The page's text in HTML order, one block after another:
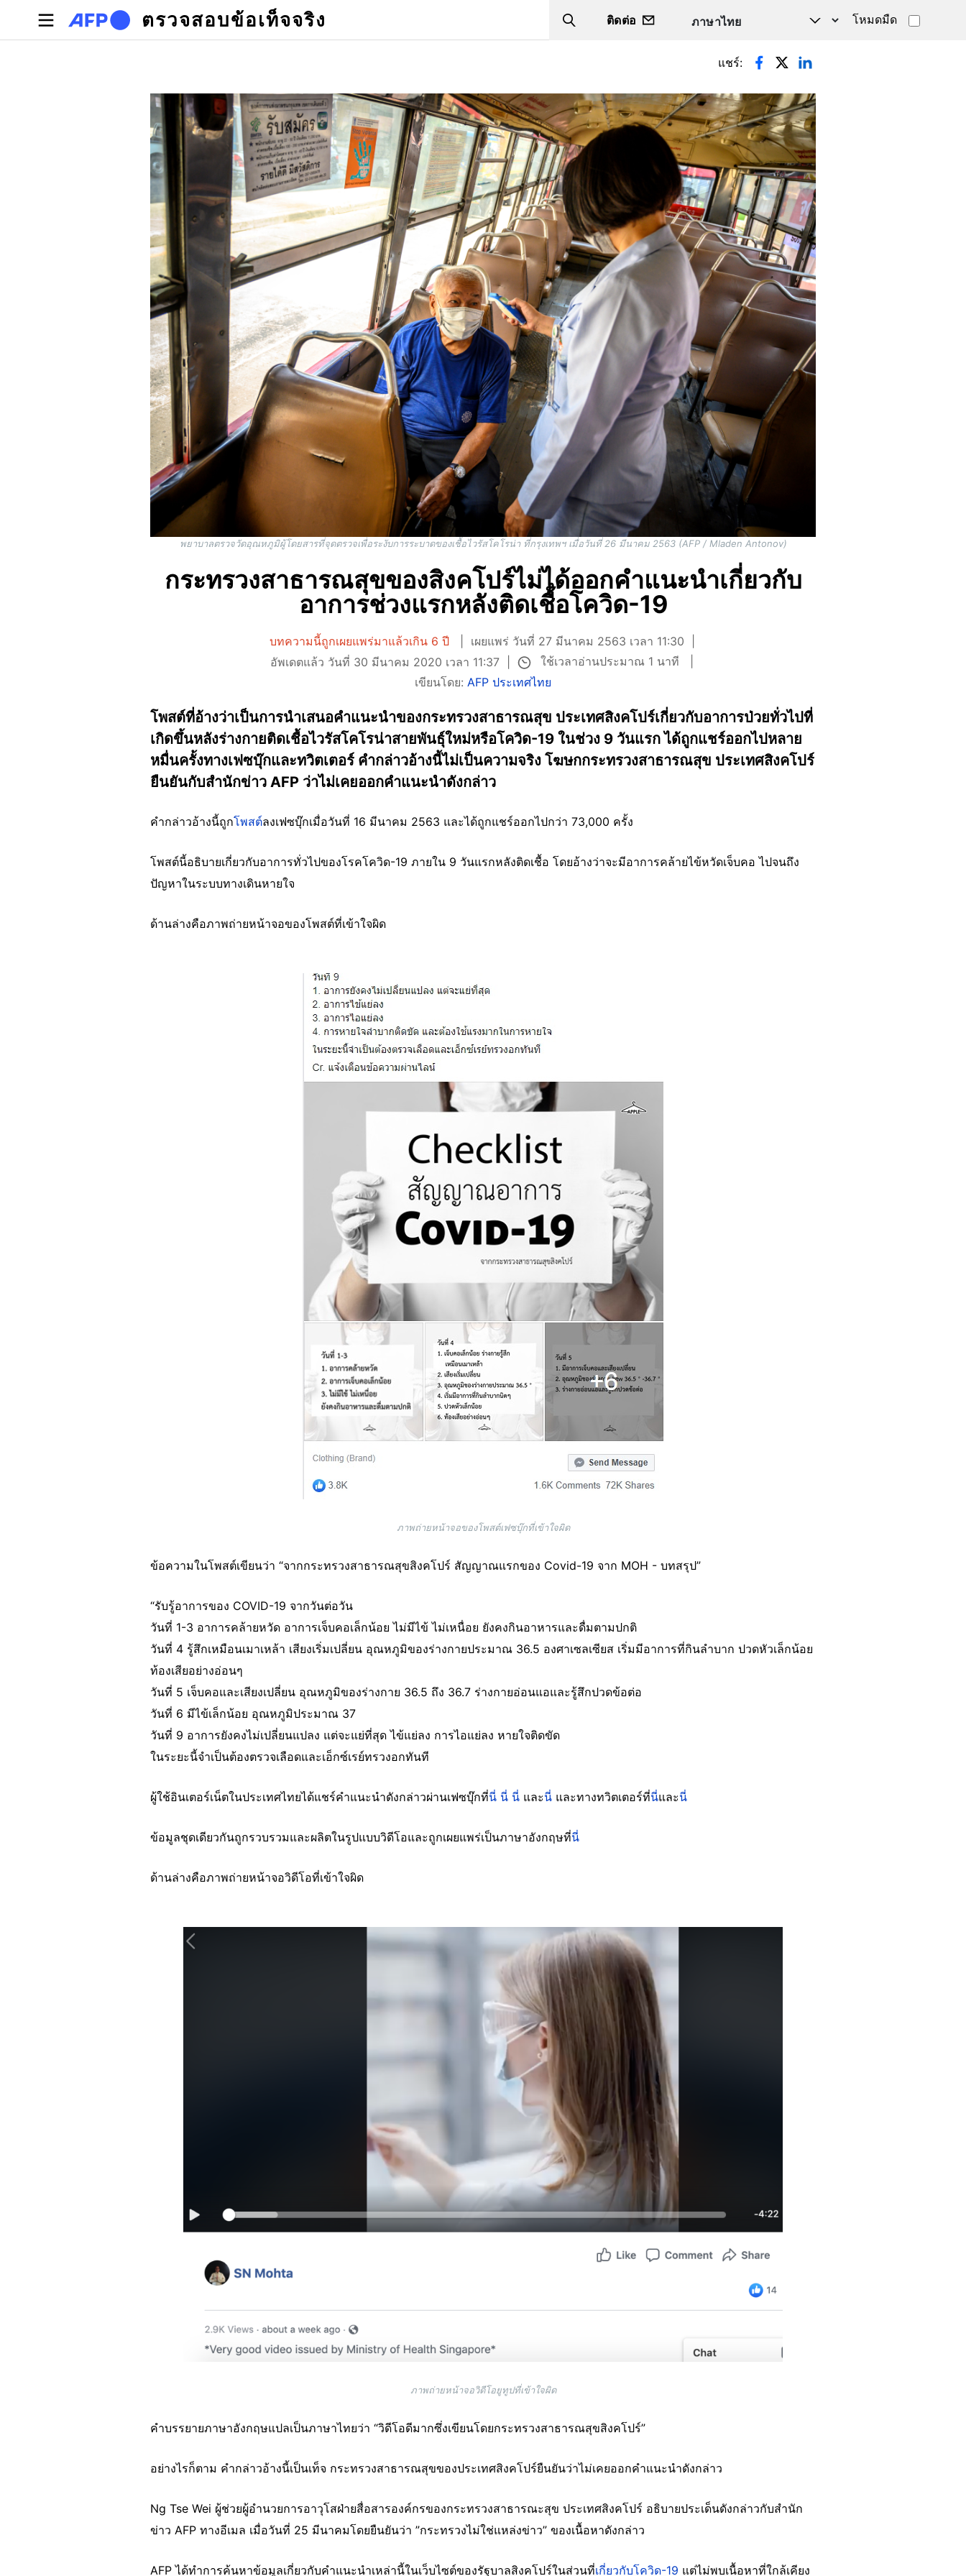
Skip to main content
ตรวจสอบข้อเท็จจริง Search
ติดต่อ โหมดมืด
Primary tabs แชร์:
พยาบาลตรวจวัดอุณหภูมิผู้โดยสารที่จุดตรวจเพื่อระงับการระบาดของเชื้อไวรัสโคโรน่า ที่กรุงเทพฯ เมื่อวันที่ 26 มีนาคม 2563 (AFP / Mladen Antonov)
กระทรวงสาธารณสุขของสิงคโปร์ไม่ได้ออกคำแนะนำเกี่ยวกับ
อาการช่วงแรกหลังติดเชื้อโควิด-19
บทความนี้ถูกเผยแพร่มาแล้วเกิน 6 ปี
เผยแพร่ วันที่ 27 มีนาคม 2563 เวลา 11:30
อัพเดตแล้ว วันที่ 30 มีนาคม 2020 เวลา 11:37
ใช้เวลาอ่านประมาณ 1 นาที
เขียนโดย: AFP ประเทศไทย
โพสต์ที่อ้างว่าเป็นการนำเสนอคำแนะนำของกระทรวงสาธารณสุข ประเทศสิงคโปร์เกี่ยวกับอาการป่วยทั่วไปที่
เกิดขึ้นหลังร่างกายติดเชื้อไวรัสโคโรน่าสายพันธุ์ใหม่หรือโควิด-19 ในช่วง 9 วันแรก ได้ถูกแชร์ออกไปหลาย
หมื่นครั้งทางเฟซบุ๊กและทวิตเตอร์ คำกล่าวอ้างนี้ไม่เป็นความจริง โฆษกกระทรวงสาธารณสุข ประเทศสิงคโปร์
ยืนยันกับสำนักข่าว AFP ว่าไม่เคยออกคำแนะนำดังกล่าว
คำกล่าวอ้างนี้ถูกโพสต์ลงเฟซบุ๊กเมื่อวันที่ 16 มีนาคม 2563 และได้ถูกแชร์ออกไปกว่า 73,000 ครั้ง
โพสต์นี้อธิบายเกี่ยวกับอาการทั่วไปของโรคโควิด-19 ภายใน 9 วันแรกหลังติดเชื้อ โดยอ้างว่าจะมีอาการคล้ายไข้หวัดเจ็บคอ ไปจนถึง
ปัญหาในระบบทางเดินหายใจ
ด้านล่างคือภาพถ่ายหน้าจอของโพสต์ที่เข้าใจผิด
ภาพถ่ายหน้าจอของโพสต์เฟซบุ๊กที่เข้าใจผิด
ข้อความในโพสต์เขียนว่า “จากกระทรวงสาธารณสุขสิงคโปร์ สัญญาณแรกของ Covid-19 จาก MOH - บทสรุป”
“รับรู้อาการของ COVID-19 จากวันต่อวัน
วันที่ 1-3 อาการคล้ายหวัด อาการเจ็บคอเล็กน้อย ไม่มีไข้ ไม่เหนื่อย ยังคงกินอาหารและดื่มตามปกติ
วันที่ 4 รู้สึกเหมือนเมาเหล้า เสียงเริ่มเปลี่ยน อุณหภูมิของร่างกายประมาณ 36.5 องศาเซลเซียส เริ่มมีอาการที่กินลำบาก ปวดหัวเล็กน้อย
ท้องเสียอย่างอ่อนๆ
วันที่ 5 เจ็บคอและเสียงเปลี่ยน อุณหภูมิของร่างกาย 36.5 ถึง 36.7 ร่างกายอ่อนแอและรู้สึกปวดข้อต่อ
วันที่ 6 มีไข้เล็กน้อย อุณหภูมิประมาณ 37
วันที่ 9 อาการยังคงไม่เปลี่ยนแปลง แต่จะแย่ที่สุด ไข้แย่ลง การไอแย่ลง หายใจติดขัด
ในระยะนี้จำเป็นต้องตรวจเลือดและเอ็กซ์เรย์ทรวงอกทันที
ผู้ใช้อินเตอร์เน็ตในประเทศไทยได้แชร์คำแนะนำดังกล่าวผ่านเฟซบุ๊กที่นี่ นี่ นี่ และนี่ และทางทวิตเตอร์ที่นี่และนี่
ข้อมูลชุดเดียวกันถูกรวบรวมและผลิตในรูปแบบวิดีโอและถูกเผยแพร่เป็นภาษาอังกฤษที่นี่
ด้านล่างคือภาพถ่ายหน้าจอวิดีโอที่เข้าใจผิด
ภาพถ่ายหน้าจอวิดีโอยูทูปที่เข้าใจผิด
คำบรรยายภาษาอังกฤษแปลเป็นภาษาไทยว่า “วิดีโอดีมากซึ่งเขียนโดยกระทรวงสาธารณสุขสิงคโปร์”
อย่างไรก็ตาม คำกล่าวอ้างนี้เป็นเท็จ กระทรวงสาธารณสุขของประเทศสิงคโปร์ยืนยันว่าไม่เคยออกคำแนะนำดังกล่าว
Ng Tse Wei ผู้ช่วยผู้อำนวยการอาวุโสฝ่ายสื่อสารองค์กรของกระทรวงสาธารณะสุข ประเทศสิงคโปร์ อธิบายประเด็นดังกล่าวกับสำนัก
ข่าว AFP ทางอีเมล เมื่อวันที่ 25 มีนาคมโดยยืนยันว่า ”กระทรวงไม่ใช่แหล่งข่าว” ของเนื้อหาดังกล่าว
AFP ได้ทำการค้นหาข้อมูลเกี่ยวกับคำแนะนำเหล่านี้ในเว็บไซต์ของรัฐบาลสิงคโปร์ในส่วนที่เกี่ยวกับโควิด-19 แต่ไม่พบเนื้อหาที่ใกล้เคียง